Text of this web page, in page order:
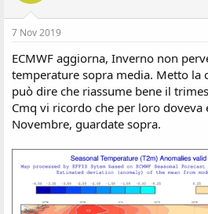
7 Nov 2019
ECMWF aggiorna, Inverno non
temperature sopra media. Metto la
può dire che riassume bene il
Cmq vi ricordo che per loro doveva
Novembre, guardate sopra.